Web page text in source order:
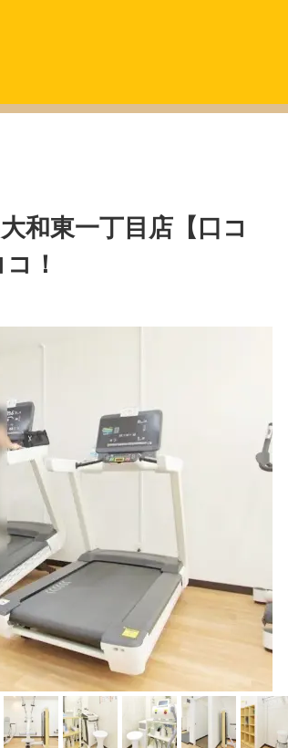
和東一丁目店【口コ
！